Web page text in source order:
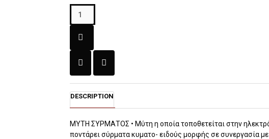
DESCRIPTION
ΜΥΤΗ ΣΥΡΜΑΤΟΣ • Μύτη η οποία τοποθετείται στην
ποντάρει σύρματα κυματο- ειδούς μορφής σε συνεργασία